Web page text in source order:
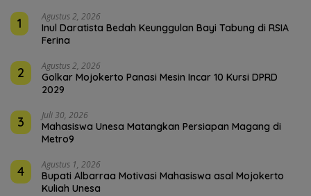
1
Agustus 2, 2026
Inul Daratista Bedah Keunggulan Bayi Tabung di RSIA
Ferina
2 Agustus 2, 2026
Golkar Mojokerto Panasi Mesin Incar 10 Kursi DPRD
2029
3 Juli 30, 2026
Mahasiswa Unesa Matangkan Persiapan Magang di
Metro9
4 Agustus 1, 2026
Bupati Albarraa Motivasi Mahasiswa asal Mojokerto
Kuliah Unesa